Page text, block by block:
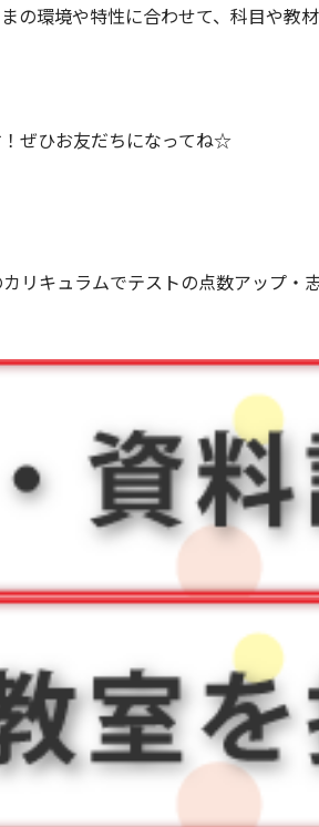
の環境や特性に合わせて、科目や教
ぜひお友だちになってね☆
キュラムでテストの点数アップ・